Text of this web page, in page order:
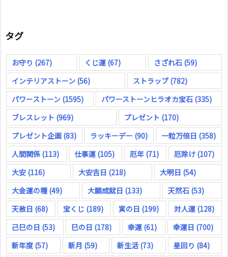
タグ
お守り (267) くじ運 (67) さざれ石(59)
インテリアストーン (56) ストラップ(782)
パワーストーン (1595) パワーストーンヒラオカ宝石 (335)
ブレスレット (969) プレゼント (170)
プレゼント企画(83) ラッキーデー (90) 一粒万倍日 (358)
人間関係 (113) 仕事運 (105) 厄年 (71) 厄除け (107)
大安 (116) 大安吉日 (218) 大明日 (54)
大金運の種 (49) 大願成就日 (133) 天然石(53)
天赦日 (68) 宝くじ (189) 寅の日 (199) 対人運 (128)
己巳の日 (53) 巳の日 (178) 幸運 (61) 幸運日 (700)
新年度 (57) 新月 (59) 新生活(73) 星回り (84)